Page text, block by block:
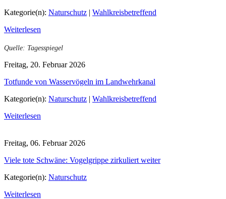
Kategorie(n): Naturschutz | Wahlkreisbetreffend
Weiterlesen
Quelle: Tagesspiegel
Freitag, 20. Februar 2026
Totfunde von Wasservögeln im Landwehrkanal
Kategorie(n): Naturschutz | Wahlkreisbetreffend
Weiterlesen
Freitag, 06. Februar 2026
Viele tote Schwäne: Vogelgrippe zirkuliert weiter
Kategorie(n): Naturschutz
Weiterlesen